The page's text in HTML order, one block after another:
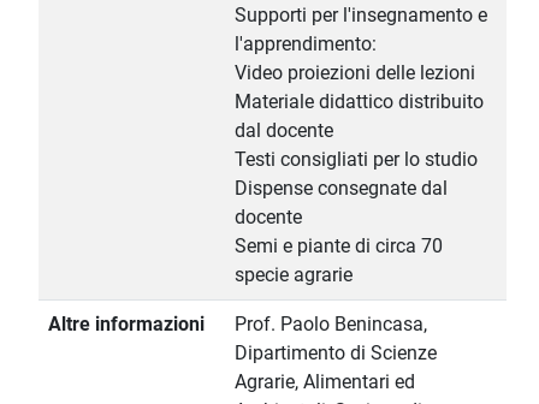
Supporti per l'insegnamento e
l'apprendimento:
Video proiezioni delle lezioni
Materiale didattico distribuito
dal docente
Testi consigliati per lo studio
Dispense consegnate dal
docente
Semi e piante di circa 70
specie agrarie
Altre informazioni
Prof. Paolo Benincasa,
Dipartimento di Scienze
Agrarie, Alimentari ed